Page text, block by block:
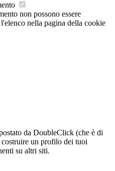
non possono essere
nella pagina della cookie
da DoubleClick (che è di
un profilo dei tuoi
su altri siti.